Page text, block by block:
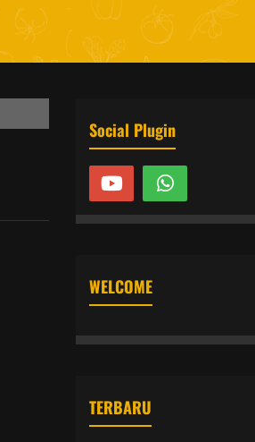
Social Plugin
WELCOME
TERBARU